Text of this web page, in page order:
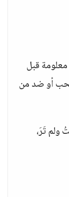
قبل
أو ضد من
ولم تَرَ،